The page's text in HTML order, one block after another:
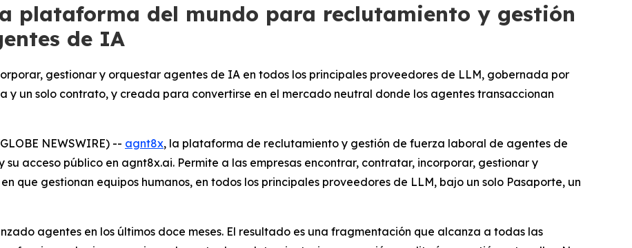
plataforma del mundo para reclutamiento y gestión
de IA
gestionar y orquestar agentes de IA en todos los principales proveedores de LLM, gobernada por
y un solo contrato, y creada para convertirse en el mercado neutral donde los agentes transaccionan
NEWSWIRE) -- agnt8x, la plataforma de reclutamiento y gestión de fuerza laboral de agentes de
acceso público en agnt8x.ai. Permite a las empresas encontrar, contratar, incorporar, gestionar y
que gestionan equipos humanos, en todos los principales proveedores de LLM, bajo un solo Pasaporte, un
agentes en los últimos doce meses. El resultado es una fragmentación que alcanza a todas las